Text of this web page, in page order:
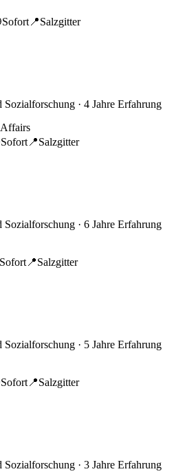
Sofort 📍Salzgitter
Sozialforschung · 4 Jahre Erfahrung
Sofort 📍Salzgitter
Sozialforschung · 6 Jahre Erfahrung
Sofort 📍Salzgitter
Sozialforschung · 5 Jahre Erfahrung
Sofort 📍Salzgitter
Sozialforschung · 3 Jahre Erfahrung